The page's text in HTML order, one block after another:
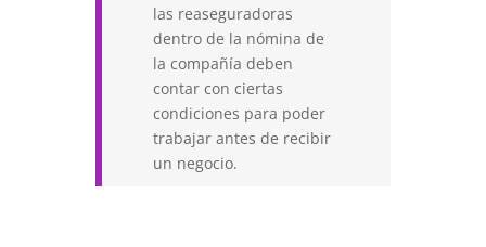
las reaseguradoras
dentro de la nómina de
la compañía deben
contar con ciertas
condiciones para poder
trabajar antes de recibir
un negocio.